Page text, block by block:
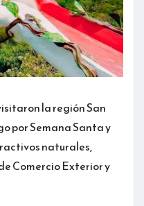
la región San
por Semana Santa y
naturales,
Comercio Exterior y